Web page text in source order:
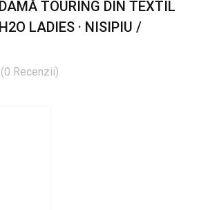
TOURING DIN TEXTIL
LADIES · NISIPIU /
(0 Recenzii)